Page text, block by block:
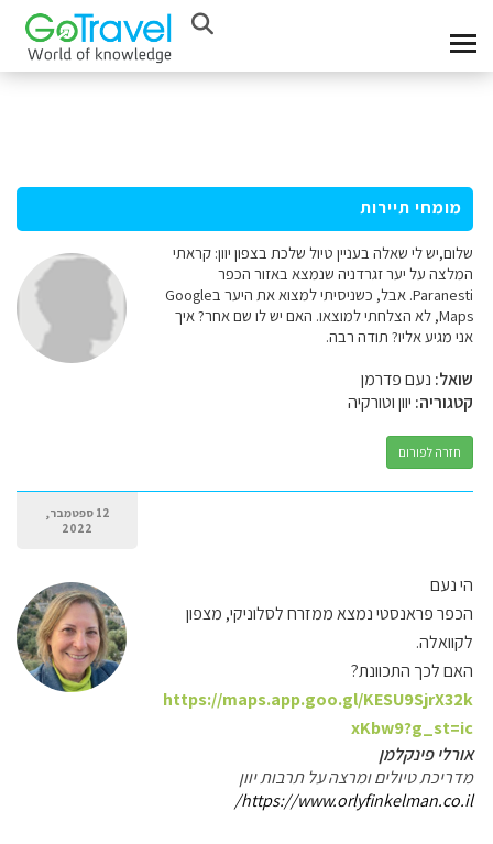
מומחי תיירות
שלום,יש לי שאלה בעניין טיול שלכת בצפון יוון: קראתי
המלצה על יער זגרדניה שנמצא באזור הכפר
Paranesti. אבל, כשניסיתי למצוא את היער בGoogle
Maps, לא הצלחתי למוצאו. האם יש לו שם אחר? איך
אני מגיע אליו? תודה רבה.
שואל: נעם פדרמן
קטגוריה: יוון וטורקיה
חזרה לפורום
12 ספטמבר,
2022
הי נעם
הכפר פראנסטי נמצא ממזרח לסלוניקי, מצפון
לקוואלה.
האם לכך התכוונת?
https://maps.app.goo.gl/KESU9SjrX32k
xKbw9?g_st=ic
אורלי פינקלמן
מדריכת טיולים ומרצה על תרבות יוון
https://www.orlyfinkelman.co.il/